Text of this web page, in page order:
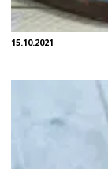
15.10.2021